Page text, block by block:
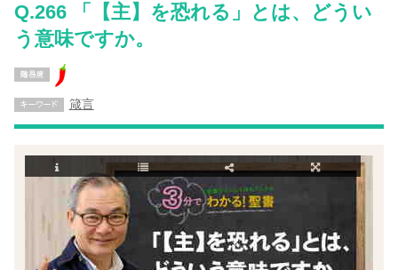
Q.266 「【主】を恐れる」とは、どうい
う意味ですか。
箴言